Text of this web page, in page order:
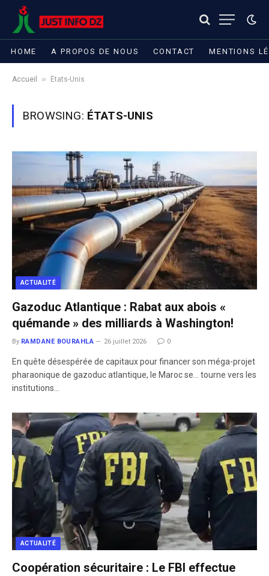
HOME A PROPOS DE NOUS CONTACT MENTIONS
Accueil » États-Unis
BROWSING: ÉTATS-UNIS
ACTUALITÉ
Gazoduc Atlantique : Rabat aux abois «
quémande » des milliards à Washington!
By RAMDANE BOURAHLA 26 juillet 2026 0
En quête désespérée de capitaux pour financer son méga-projet
pharaonique de gazoduc atlantique, le Maroc se… tourne vers les
institutions…
ACTUALITÉ
Coopération sécuritaire : Le FBI effectue